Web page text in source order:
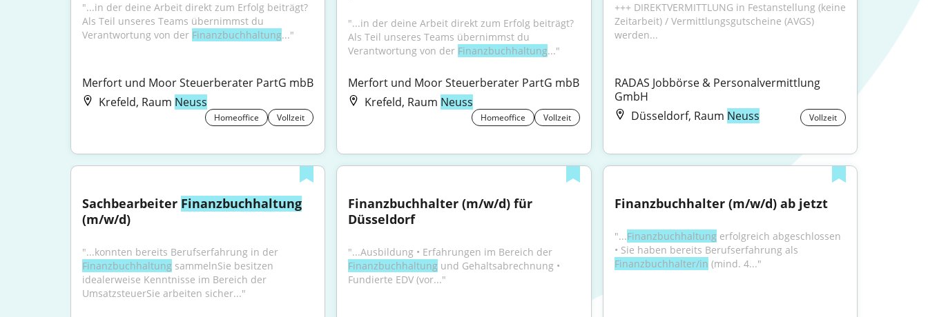
"...in der deine Arbeit direkt zum Erfolg beiträgt?
Als Teil unseres Teams übernimmst du
Verantwortung von der Finanzbuchhaltung..."
Merfort und Moor Steuerberater PartG mbB
Krefeld, Raum Neuss
Homeoffice Vollzeit
"...in der deine Arbeit direkt zum Erfolg beiträgt?
Als Teil unseres Teams übernimmst du
Verantwortung von der Finanzbuchhaltung..."
Merfort und Moor Steuerberater PartG mbB
Krefeld, Raum Neuss
Homeoffice Vollzeit
+++ DIREKTVERMITTLUNG in Festanstellung (keine
Zeitarbeit) / Vermittlungsgutscheine (AVGS)
werden...
RADAS Jobbörse & Personalvermittlung
GmbH
Düsseldorf, Raum Neuss Vollzeit
Sachbearbeiter Finanzbuchhaltung
(m/w/d)
Finanzbuchhaltung sammelnSie besitzen
idealerweise Kenntnisse im Bereich der
UmsatzsteuerSie arbeiten sicher..."
Finanzbuchhalter (m/w/d) für
Düsseldorf
Finanzbuchhaltung und Gehaltsabrechnung •
Fundierte EDV (vor..."
Finanzbuchhalter (m/w/d) ab jetzt
"...Finanzbuchhaltung erfolgreich abgeschlossen
Finanzbuchhalter/in (mind. 4..."